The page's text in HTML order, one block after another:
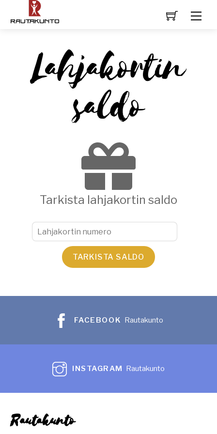
Lahjakortin
saldo
Tarkista lahjakortin saldo
FACEBOOK Rautakunto
INSTAGRAM Rautakunto
Rautakunto